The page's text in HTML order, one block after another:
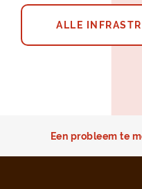
ALLE
Een probleem te